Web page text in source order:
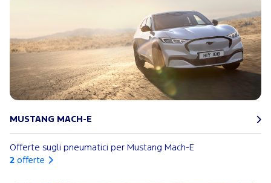
MUSTANG MACH-E
Offerte sugli pneumatici per Mustang Mach-E
2 offerte